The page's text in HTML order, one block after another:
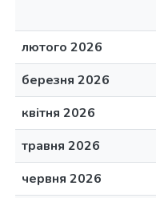
лютого 2026
березня 2026
квітня 2026
травня 2026
червня 2026